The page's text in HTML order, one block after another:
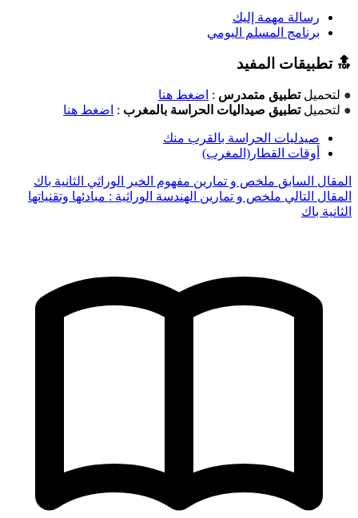
رسالة مهمة إليك
برنامج المسلم اليومي
🔝 تطبيقات المفيد
● لتحميلتطبيق متمدرس : اضغط هنا
● لتحميلتطبيق صيداليات الحراسة بالمغرب : اضغط هنا
صيدليات الحراسة بالقرب منك
أوقات القطار(المغرب)
المقال السابق ملخص و تمارين مفهوم الخبر الوراثي الثانية باك
المقال التالي ملخص و تمارين الهندسة الوراثية : مبادئها وتقنياتها
الثانية باك